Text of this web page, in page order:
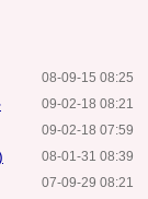
08-09-15 08:25
09-02-18 08:21
09-02-18 07:59
08-01-31 08:39
07-09-29 08:21